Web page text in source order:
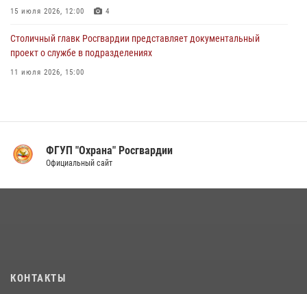
15 июля 2026, 12:00 4
Столичный главк Росгвардии представляет документальный
проект о службе в подразделениях
11 июля 2026, 15:00
В Управлении вневедомственной охраны Росгвардии подвели итоги
В центре столицы сотрудники Росгвардии задержали нарушителей
ФГУП "Охрана" Росгвардии
Официальный сайт
КОНТАКТЫ